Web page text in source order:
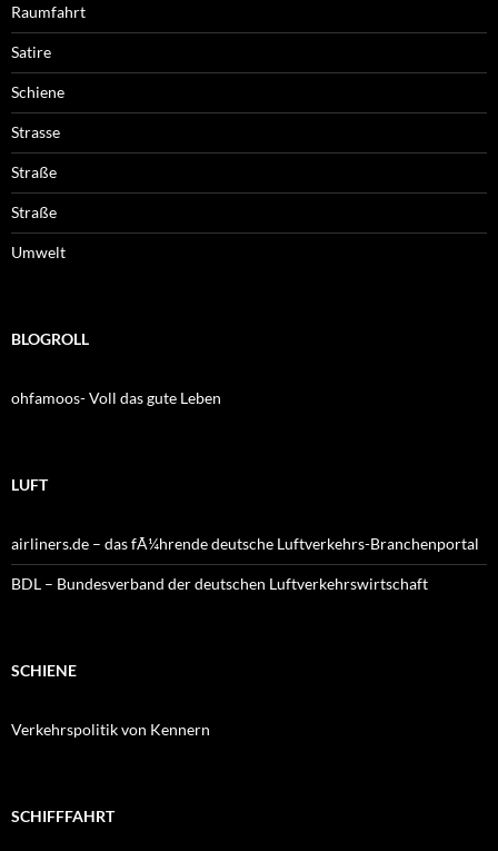
Raumfahrt
Satire
Schiene
Strasse
Straße
Straße
Umwelt
BLOGROLL
ohfamoos- Voll das gute Leben
LUFT
airliners.de – das fÃ¼hrende deutsche Luftverkehrs-Branchenportal
BDL – Bundesverband der deutschen Luftverkehrswirtschaft
SCHIENE
Verkehrspolitik von Kennern
SCHIFFFAHRT